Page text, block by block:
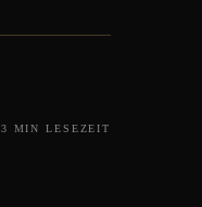
3 MIN LESEZEIT